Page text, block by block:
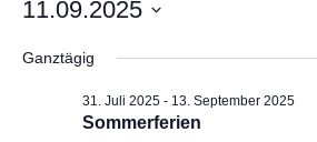
für
September
2025
11.09.2025
wählen.
Ganztägig
Sommerferien
31. Juli 2025- 13. September 2025